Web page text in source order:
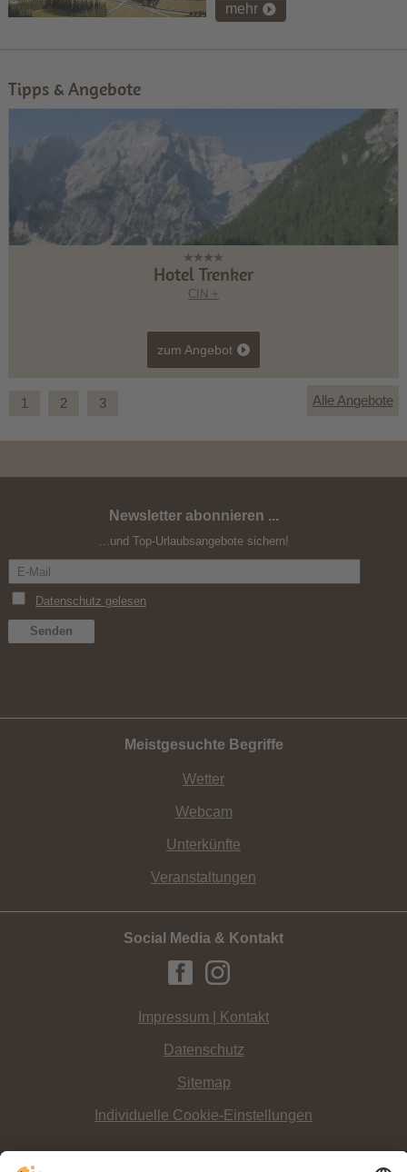
mehr
Tipps & Angebote
Hotel Trenker
CIN +
Spätsommer-Wochen 6+1
zum Angebot
1 2 3 Alle Angebote
Newsletter abonnieren ...
...und Top-Urlaubsangebote sichern!
Meistgesuchte Begriffe
Wetter
Webcam
Unterkünfte
Veranstaltungen
Social Media & Kontakt
Impressum | Kontakt
Datenschutz
Sitemap
Individuelle Cookie-Einstellungen